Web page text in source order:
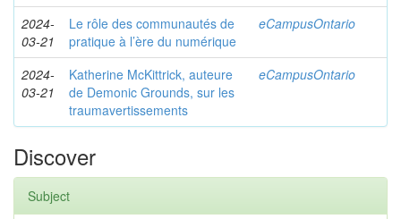
2024-
03-21
Le rôle des communautés de
pratique à l’ère du numérique
eCampusOntario
2024-
03-21
Katherine McKittrick, auteure
de Demonic Grounds, sur les
traumavertissements
eCampusOntario
Discover
Subject